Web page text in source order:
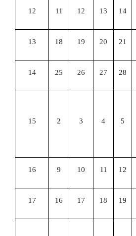
12 11 12 13 14
13 18 19 20 21
14 25 26 27 28
15 2 3 4 5
16 9 10 11 12
17 16 17 18 19